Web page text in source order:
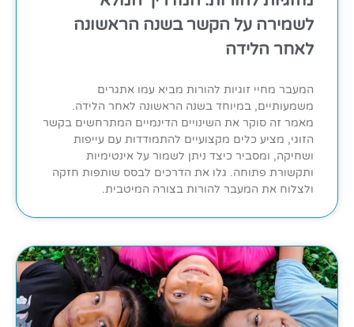
לשמירה על הקשר בשנה הראשונה
לאחר הלידה
המעבר מחיי זוגיות להורות מביא עמו אתגרים
משמעותיים, במיוחד בשנה הראשונה לאחר הלידה.
מאמר זה סוקר את השינויים הדינמיים המתרחשים בקשר
הזוגי, מציע כלים מקצועיים להתמודדות עם עייפות
ושחיקה, ומסביר כיצד ניתן לשמור על אינטימיות
ותקשורת פתוחה. גלו את הדרכים לבסס שותפות חזקה
ולצלוח את המעבר להורות בצורה המיטבית.